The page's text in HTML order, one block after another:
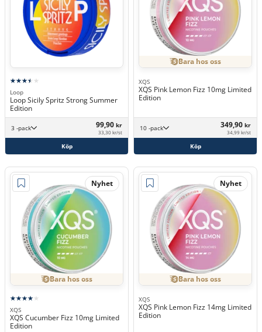
Loop
Loop Sicily Spritz Strong Summer
Edition
3 -pack 99,90 kr
33,30 kr/st
Köp
Bara hos oss
XQS
XQS Pink Lemon Fizz 10mg Limited
Edition
10 -pack 349,90 kr
34,99 kr/st
Köp
Nyhet
Bara hos oss
XQS
XQS Cucumber Fizz 10mg Limited
Edition
Nyhet
Bara hos oss
XQS
XQS Pink Lemon Fizz 14mg Limited
Edition